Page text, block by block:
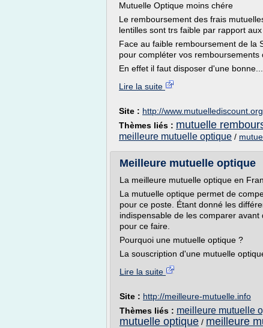
Mutuelle Optique moins chére
Le remboursement des frais
lentilles sont trs faible par rapport
Face au faible remboursement de la
pour compléter vos remboursements
En effet il faut disposer d'une bonne...
Lire la suite
Site : http://www.mutuellediscount.org
Thèmes liés : mutuelle
meilleure mutuelle optique /
Meilleure mutuelle optique
La meilleure mutuelle optique en
La mutuelle optique permet de
pour ce poste. Étant donné les
indispensable de les comparer
pour ce faire.
Pourquoi une mutuelle optique ?
La souscription d'une mutuelle
Lire la suite
Site : http://meilleure-mutuelle.info
Thèmes liés : meilleure mutuelle
mutuelle optique / meilleure